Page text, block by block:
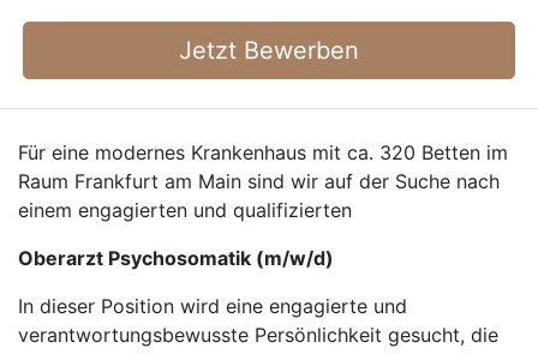
Jetzt Bewerben
Für eine modernes Krankenhaus mit ca. 320 Betten im
Raum Frankfurt am Main sind wir auf der Suche nach
einem engagierten und qualifizierten
Oberarzt Psychosomatik (m/w/d)
In dieser Position wird eine engagierte und
verantwortungsbewusste Persönlichkeit gesucht, die